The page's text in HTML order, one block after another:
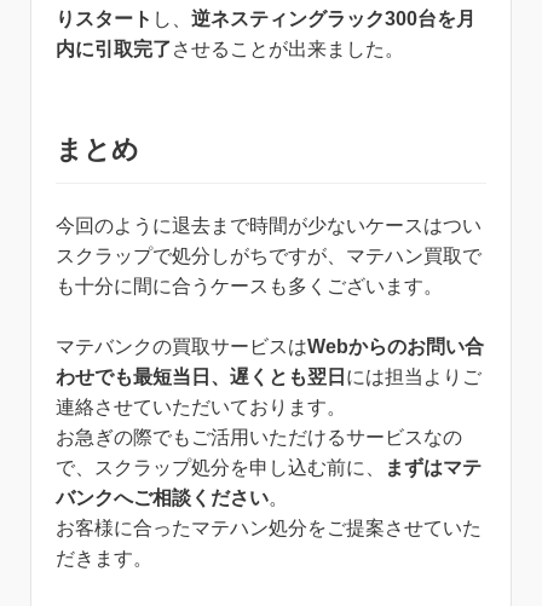
りスタート し、 逆ネスティングラック300台を月
内に引取完了させることが出来ました。
まとめ
今回のように退去まで時間が少ないケースはつい
スクラップで処分しがちですが、マテハン買取で
も十分に間に合うケースも多くございます。
マテバンクの買取サービスはWebからのお問い合
わせでも最短当日、遅くとも翌日 には担当よりご
連絡させていただいております。
お急ぎの際でもご活用いただけるサービスなの
で、スクラップ処分を申し込む前に、
まずはマテ
バンクへご相談ください。
お客様に合ったマテハン処分をご提案させていた
だきます。